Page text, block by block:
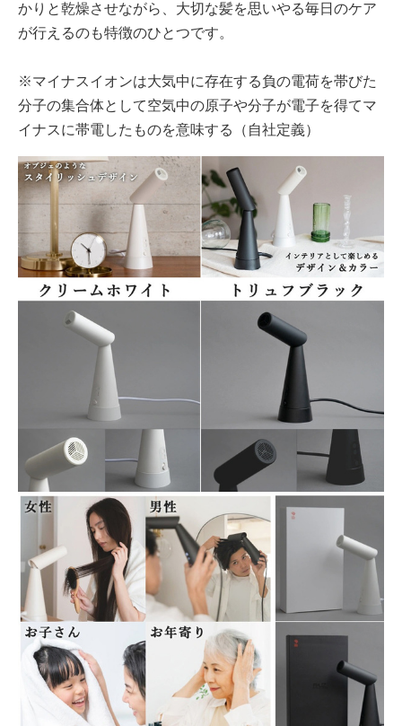
かりと乾燥させながら、大切な髪を思いやる毎日のケア
が行えるのも特徴のひとつです。
※マイナスイオンは大気中に存在する負の電荷を帯びた
分子の集合体として空気中の原子や分子が電子を得てマ
イナスに帯電したものを意味する（自社定義）